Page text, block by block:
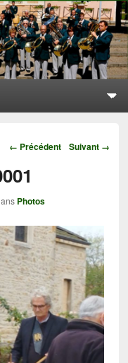
(AIN)
Navigation
← Précédent Suivant →
Photos